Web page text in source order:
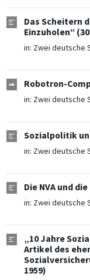
Das Scheitern
Einzuholen“
in: Zwei deutsche
Robotron-
in: Zwei deutsche
Sozialpolitik
in: Zwei deutsche
Die NVA und
in: Zwei deutsche
„10 Jahre
Artikel des
1959)